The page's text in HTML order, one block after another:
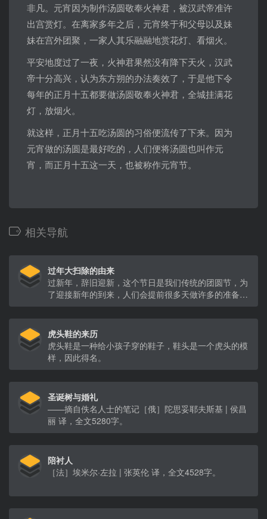
非凡。元宵因为制作汤圆敬奉火神君，被汉武帝准许
出宫赏灯。在离家多年之后，元宵终于和父母以及妹
妹在宫外团聚，一家人其乐融融地赏花灯、看烟火。
平安地度过了一夜，火神君果然没有降下天火，汉武
帝十分高兴，认为东方朔的办法奏效了，于是他下令
每年的正月十五都要做汤圆敬奉火神君，全城挂满花
灯，放烟火。
就这样，正月十五吃汤圆的习俗便流传了下来。因为
元宵做的汤圆是最好吃的，人们便将汤圆也叫作元
宵，而正月十五这一天，也被称作元宵节。
相关导航
过年大扫除的由来
过新年，辞旧迎新，这个节日是我们传统的团圆节，为
了迎接新年的到来，人们会提前很多天做许多的准备，
其中一项便是大扫除。
虎头鞋的来历
虎头鞋是一种给小孩子穿的鞋子，鞋头是一个虎头的模
样，因此得名。
圣诞树与婚礼
——摘自佚名人士的笔记［俄］陀思妥耶夫斯基 | 侯昌
丽 译，全文5280字。
陪衬人
［法］埃米尔·左拉 | 张英伦 译，全文4528字。